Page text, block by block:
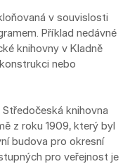
v souvislosti
Příklad nedávné
knihovny v Kladně
nebo
knihovna
z roku 1909, který byl
budova pro okresní
pro veřejnost je